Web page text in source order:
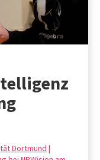
Dortmund |